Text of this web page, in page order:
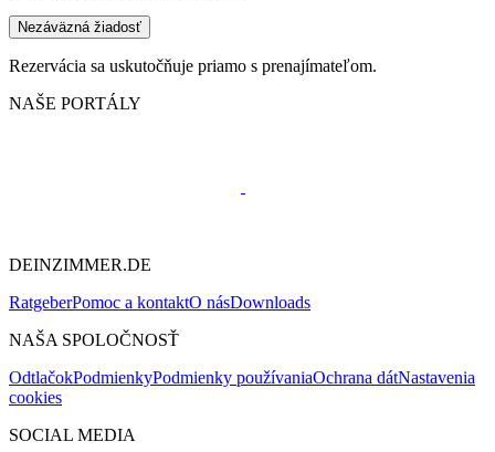
Nezáväzná žiadosť
Rezervácia sa uskutočňuje priamo s prenajímateľom.
NAŠE PORTÁLY
DEINZIMMER.DE
RatgeberPomoc a kontaktO násDownloads
NAŠA SPOLOČNOSŤ
OdtlačokPodmienkyPodmienky používaniaOchrana dátNastavenia
cookies
SOCIAL MEDIA